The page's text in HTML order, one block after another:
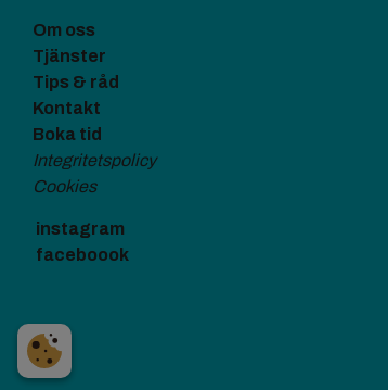
Om oss
Tjänster
Tips & råd
Kontakt
Boka tid
Integritetspolicy
Cookies
instagram
faceboook